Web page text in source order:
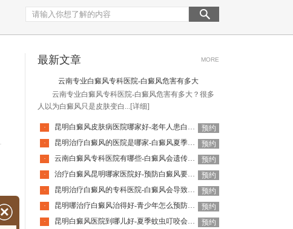
最新文章 MORE
云南专业白癜风专科医院-白癜风危害有多大
云南专业白癜风专科医院-白癜风危害有多大？很多
人以为白癜风只是皮肤变白... [详细]
· 昆明白癜风皮肤病医院哪家好-老年人患白癜风正常吗
预约
·
昆明治疗白癜风的医院是哪家-白癜风夏季要注意什么
预约
·
云南白癜风专科医院有哪些-白癜风会遗传给下一代吗
预约
·
治疗白癜风昆明哪家医院好-预防白癜风要戒掉哪些坏习惯呢
预约
·
昆明治疗白癜风的专科医院-白癜风会导致身体出现其他病变吗
预约
·
昆明哪治疗白癜风治得好-青少年怎么预防白癜风发病
预约
·
昆明白癜风医院到哪儿好-夏季蚊虫叮咬会引发白癜风吗
预约